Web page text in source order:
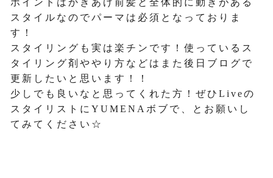
ポイントはかきあげ前髪と全体的に動きがある
スタイルなのでパーマは必須となっておりま
す！
スタイリングも実は楽チンです！使っているス
タイリング剤ややり方などはまた後日ブログで
更新したいと思います！！
少しでも良いなと思ってくれた方！ぜひLiveの
スタイリストにYUMENAボブで、とお願いし
てみてください☆